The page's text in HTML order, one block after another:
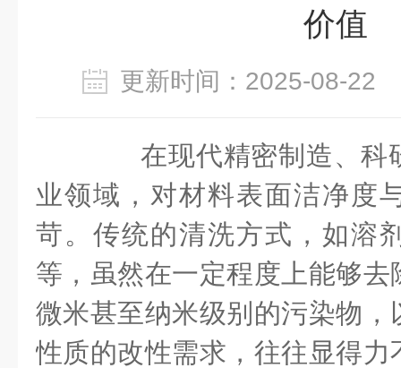
价值
更新时间：2025-08-
在现代精密制造、科
业领域，对材料表面洁净度
苛。传统的清洗方式，如溶
等，虽然在一定程度上能够
微米甚至纳米级别的污染物
性质的改性需求，往往显得